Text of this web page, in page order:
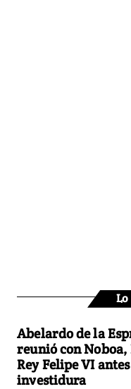
Abelardo de la
reunió con
Rey Felipe VI
investidura